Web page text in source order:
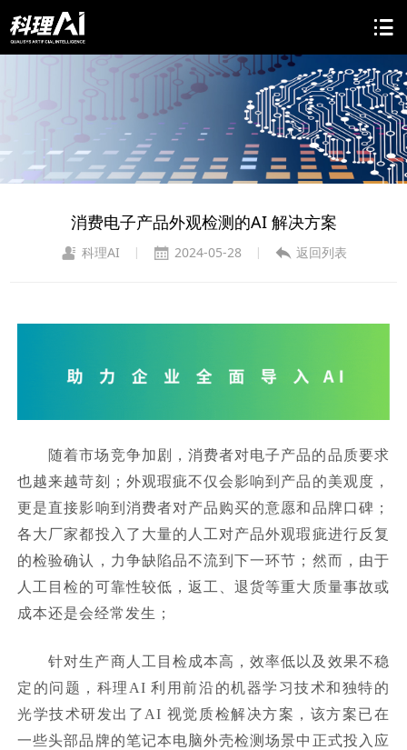
消费电子产品外观检测的AI 解决方案
科理AI | 2024-05-28 | 返回列表
随着市场竞争加剧，消费者对电子产品的品质要求
也越来越苛刻；外观瑕疵不仅会影响到产品的美观度，
更是直接影响到消费者对产品购买的意愿和品牌口碑；
各大厂家都投入了大量的人工对产品外观瑕疵进行反复
的检验确认，力争缺陷品不流到下一环节；然而，由于
人工目检的可靠性较低，返工、退货等重大质量事故或
成本还是会经常发生；
针对生产商人工目检成本高，效率低以及效果不稳
定的问题，科理AI 利用前沿的机器学习技术和独特的
光学技术研发出了AI 视觉质检解决方案，该方案已在
一些头部品牌的笔记本电脑外壳检测场景中正式投入应